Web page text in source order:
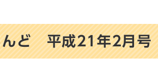
んど 平成21年2月号